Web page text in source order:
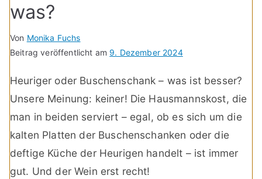
was?
Von Monika Fuchs
Beitrag veröffentlicht am 9. Dezember 2024
Heuriger oder Buschenschank – was ist besser?
Unsere Meinung: keiner! Die Hausmannskost, die
man in beiden serviert – egal, ob es sich um die
kalten Platten der Buschenschanken oder die
deftige Küche der Heurigen handelt – ist immer
gut. Und der Wein erst recht!